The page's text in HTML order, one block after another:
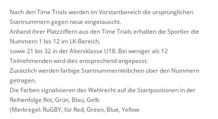
Nach den Time Trials werden im Vorstartbereich die ursprünglichen
Startnummern gegen neue eingetauscht.
Anhand ihrer Platzziffern aus den Time Trials erhalten die Sportler die
Nummern 1 bis 12 im LK-Bereich,
sowie 21 bis 32 in der Altersklasse U18. Bei weniger als 12
Teilnehmenden wird dies entsprechend angepasst.
Zusätzlich werden farbige Startnummernleibchen über den Nummern
getragen.
Die Farben signalisieren das Wahlrecht auf die Startpositionen in der
Reihenfolge Rot, Grün, Blau, Gelb
(Merkregel: RuGBY, für Red, Green, Blue, Yellow